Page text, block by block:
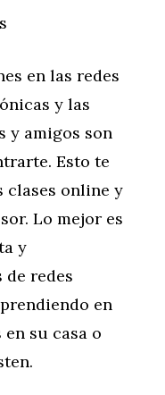
en las redes
y las
y amigos son
Esto te
clases online y
Lo mejor es
y
de redes
en
su casa o